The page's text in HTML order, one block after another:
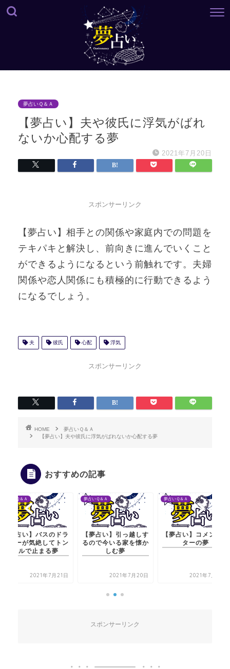
夢占いＱ＆Ａ
【夢占い】夫や彼氏に浮気がばれ
ないか心配する夢
2021年7月20日
スポンサーリンク
【夢占い】相手との関係や家庭内での問題を
テキパキと解決し、前向きに進んでいくこと
ができるようになるという前触れです。夫婦
関係や恋人関係にも積極的に行動できるよう
になるでしょう。
夫 彼氏 心配 浮気
スポンサーリンク
HOME
夢占いＱ＆Ａ
【夢占い】夫や彼氏に浮気がばれないか心配する夢
おすすめの記事
夢占いＱ＆Ａ
【夢占い】バスのドラ
イバーが気絶してトン
ネルで止まる夢
2021年7月21日
夢占いＱ＆Ａ
【夢占い】引っ越しす
るので今いる家を懐か
しむ夢
2021年7月20日
夢占いＱ＆Ａ
【夢占い】コメンテー
ターの夢
2021年7月20日
スポンサーリンク